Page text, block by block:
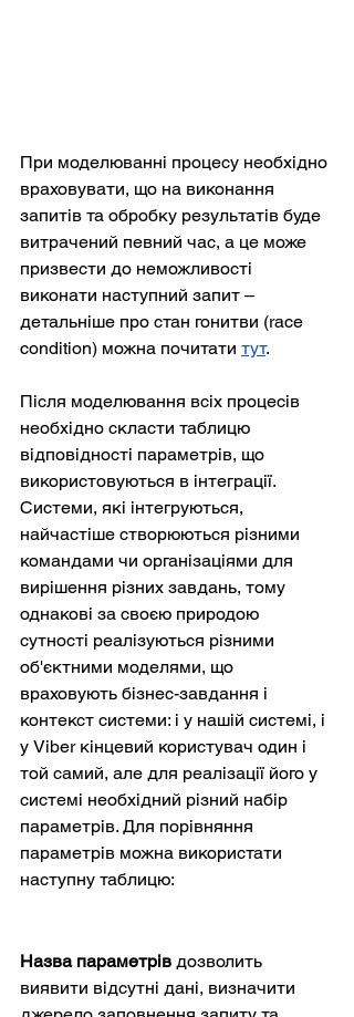
При моделюванні процесу необхідно
враховувати, що на виконання
запитів та обробку результатів буде
витрачений певний час, а це може
призвести до неможливості
виконати наступний запит –
детальніше про стан гонитви (race
condition) можна почитати тут.
Після моделювання всіх процесів
необхідно скласти таблицю
відповідності параметрів, що
використовуються в інтеграції.
Системи, які інтегруються,
найчастіше створюються різними
командами чи організаціями для
вирішення різних завдань, тому
однакові за своєю природою
сутності реалізуються різними
об'єктними моделями, що
враховують бізнес-завдання і
контекст системи: і у нашій системі, і
у Viber кінцевий користувач один і
той самий, але для реалізації його у
системі необхідний різний набір
параметрів. Для порівняння
параметрів можна використати
наступну таблицю:
Назва параметрів дозволить
виявити відсутні дані, визначити